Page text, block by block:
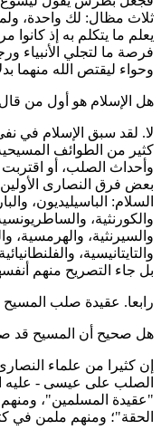
مظال: لك واحدة،
ما لتجلي الأنبياء
ليقتص الله منهما
الإسلام هو أول من
لقد سبق الإسلام في
من الطوائف
الصلب، أو
فرق النصارى الأولين
الباسيليديون،
والساطريونسية،
والهرمسية،
جاء التصريح منهم
عقيدة صلب المسيح
صحيح أن المسيح قد
كثيرا من علماء
على عيسى - عليه
المسلمين"، ومنهم
ومنهم ملمن في